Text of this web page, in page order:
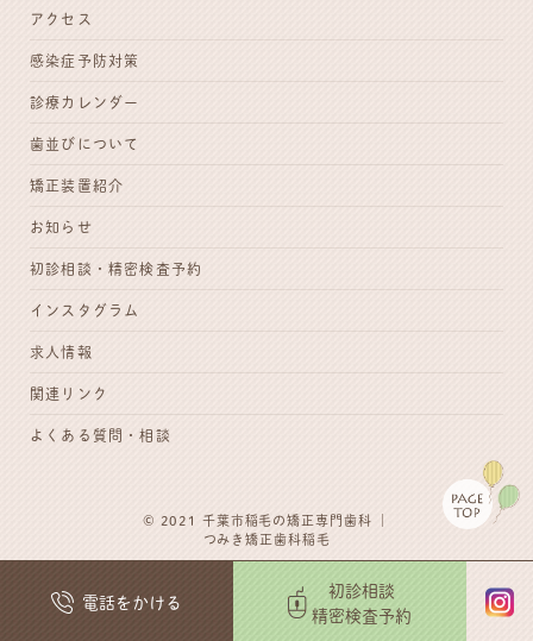
電話をかける
初診相談
精密検査予約
アクセス
感染症予防対策
診療カレンダー
歯並びについて
矯正装置紹介
お知らせ
初診相談・ 精密検査予約
インスタグラム
求人情報
関連リンク
よくある質問・相談
© 2021 千葉市稲毛の矯正専門歯科
つみき矯正歯科稲毛